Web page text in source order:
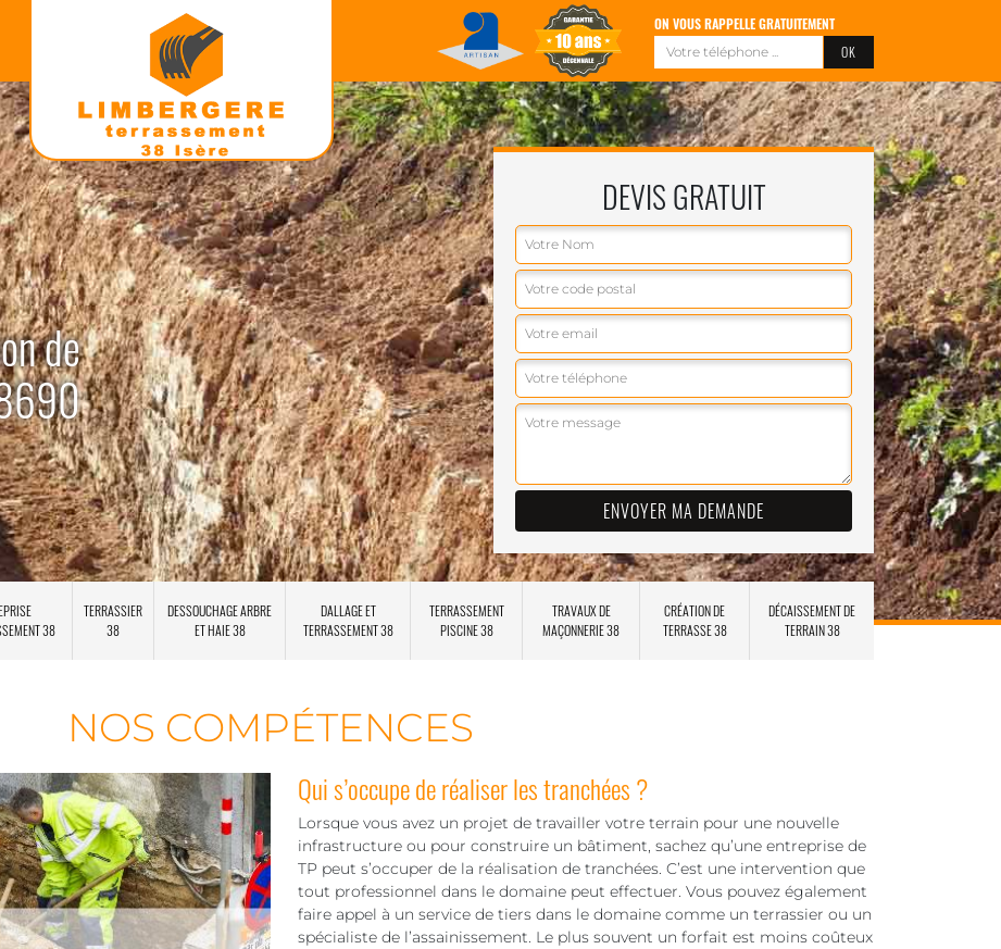
ON VOUS RAPPELLE GRATUITEMENT
de
DEVIS GRATUIT
38
TERRASSIER
38
DESSOUCHAGE ARBRE
ET HAIE 38
DALLAGE ET
TERRASSEMENT 38
TERRASSEMENT
PISCINE 38
TRAVAUX DE
MAÇONNERIE 38
CRÉATION DE
TERRASSE 38
DÉCAISSEMENT DE
TERRAIN 38
NOS COMPÉTENCES
Qui s’occupe de réaliser les tranchées ?
Lorsque vous avez un projet de travailler votre terrain pour une nouvelle
infrastructure ou pour construire un bâtiment, sachez qu’une entreprise de
TP peut s’occuper de la réalisation de tranchées. C’est une intervention que
tout professionnel dans le domaine peut effectuer. Vous pouvez également
faire appel à un service de tiers dans le domaine comme un terrassier ou un
spécialiste de l’assainissement. Le plus souvent un forfait est moins coûteux